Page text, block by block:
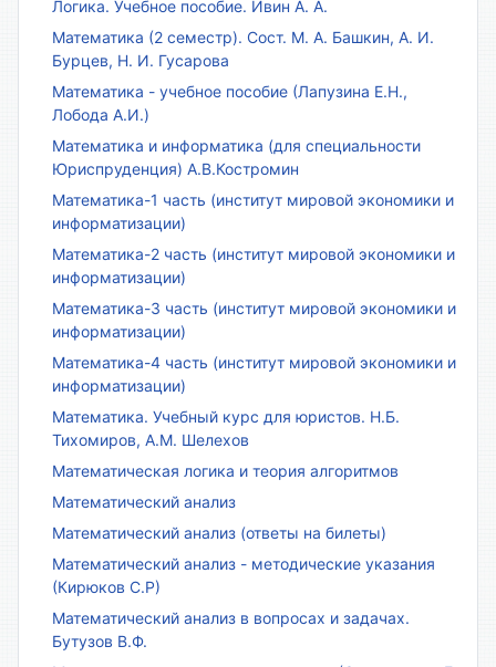
Логика. Учебное пособие. Ивин А. А.
Математика (2 семестр). Сост. М. А. Башкин, А. И.
Бурцев, Н. И. Гусарова
Математика - учебное пособие (Лапузина Е.Н.,
Лобода А.И.)
Математика и информатика (для специальности
Юриспруденция) А.В.Костромин
Математика-1 часть (институт мировой экономики и
информатизации)
Математика-2 часть (институт мировой экономики и
информатизации)
Математика-3 часть (институт мировой экономики и
информатизации)
Математика-4 часть (институт мировой экономики и
информатизации)
Математика. Учебный курс для юристов. Н.Б.
Тихомиров, А.М. Шелехов
Математическая логика и теория алгоритмов
Математический анализ
Математический анализ (ответы на билеты)
Математический анализ - методические указания
(Кирюков С.Р)
Математический анализ в вопросах и задачах.
Бутузов В.Ф.